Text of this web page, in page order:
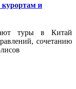
и
туры в Китай
сочетанию